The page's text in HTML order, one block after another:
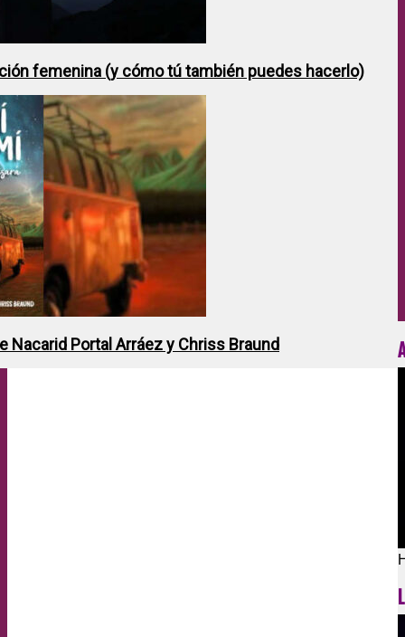
femenina (y cómo tú también puedes hacerlo)
Nacarid Portal Arráez y Chriss Braund